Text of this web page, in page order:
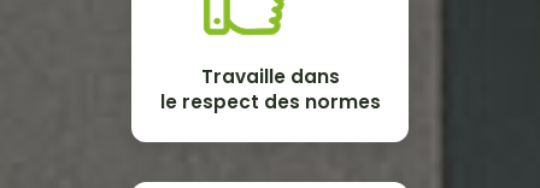
Travaille dans
le respect des normes